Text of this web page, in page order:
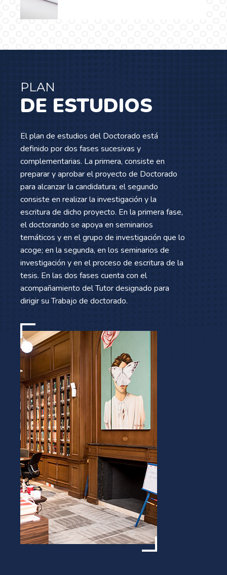
PLAN
DE ESTUDIOS
El plan de estudios del Doctorado está
definido por dos fases sucesivas y
complementarias. La primera, consiste en
preparar y aprobar el proyecto de Doctorado
para alcanzar la candidatura; el segundo
consiste en realizar la investigación y la
escritura de dicho proyecto. En la primera fase,
el doctorando se apoya en seminarios
temáticos y en el grupo de investigación que lo
acoge; en la segunda, en los seminarios de
investigación y en el proceso de escritura de la
tesis. En las dos fases cuenta con el
acompañamiento del Tutor designado para
dirigir su Trabajo de doctorado.